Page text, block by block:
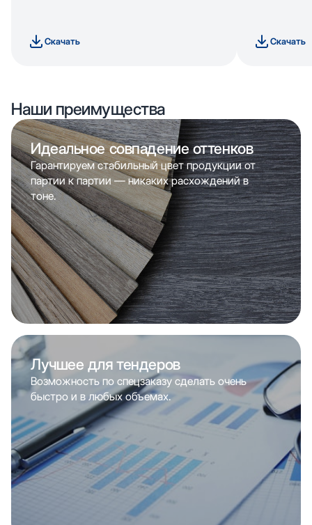
Скачать Скачать
Наши преимущества
Идеальное совпадение оттенков
Гарантируем стабильный цвет продукции от
партии к партии — никаких расхождений в
тоне.
Лучшее для тендеров
Возможность по спецзаказу сделать очень
быстро и в любых объемах.